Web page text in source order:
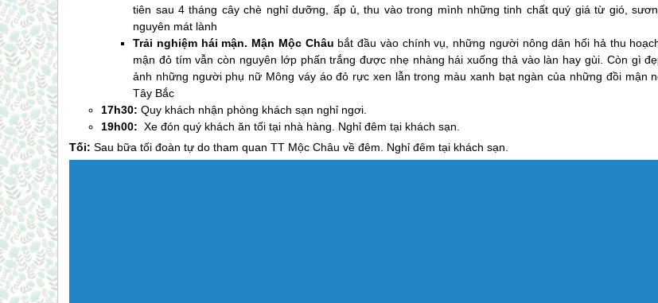
tiên sau 4 tháng cây chè nghỉ dưỡng, ấp ủ, thu vào trong mình những tinh chất quý giá từ gió,
nguyên mát lành
Trải nghiệm hái mận. Mận Mộc Châu bắt đầu vào chính vụ, những người nông dân hối hả thu
mận đỏ tím vẫn còn nguyên lớp phấn trắng được nhẹ nhàng hái xuống thả vào làn hay gùi. Còn gì
ảnh những người phụ nữ Mông váy áo đỏ rực xen lẫn trong màu xanh bạt ngàn của những đồi mận
Tây Bắc
17h30: Quy khách nhận phòng khách sạn nghỉ ngơi.
19h00: Xe đón quý khách ăn tối tại nhà hàng. Nghỉ đêm tại khách sạn.
Tối: Sau bữa tối đoàn tự do tham quan TT Mộc Châu về đêm. Nghỉ đêm tại khách sạn.